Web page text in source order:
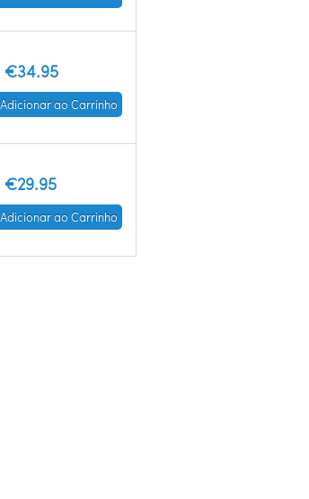
€34.95
Adicionar ao Carrinho
€29.95
Adicionar ao Carrinho